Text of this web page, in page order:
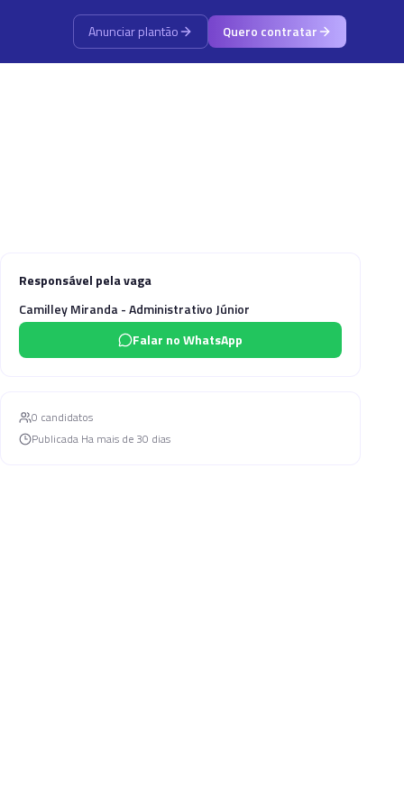
Anunciar plantão Quero contratar
Responsável pela vaga
Camilley Miranda - Administrativo Júnior
Falar no WhatsApp
0 candidatos
Publicada Ha mais de 30 dias